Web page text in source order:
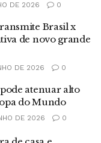
DE 2026 0
Brasil x
de novo grande
DE 2026 0
atenuar alto
do Mundo
DE 2026 0